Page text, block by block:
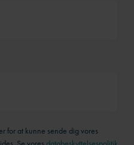
for at kunne sende dig vores